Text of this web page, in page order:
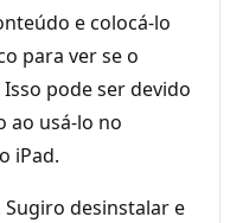
e colocá-lo
para ver se o
pode ser devido
ao usá-lo no
iPad.
Sugiro desinstalar e